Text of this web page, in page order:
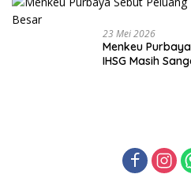
23 Mei 2026
Menkeu
IHSG Masih